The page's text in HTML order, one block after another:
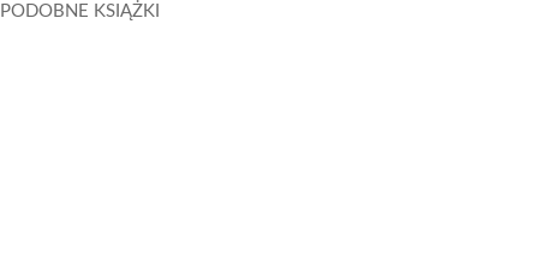
PODOBNE KSIĄŻKI